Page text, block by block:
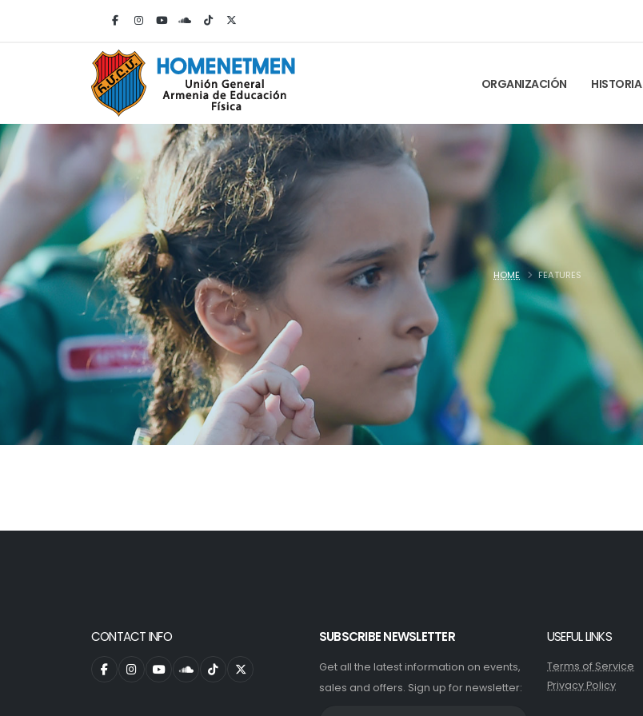
ORGANIZACIÓN HISTORIA
HOME FEATURES
CONTACT INFO SUBSCRIBE NEWSLETTER
Get all the latest information on events,
sales and offers. Sign up for newsletter:
USEFUL LINKS
Terms of Service
Privacy Policy